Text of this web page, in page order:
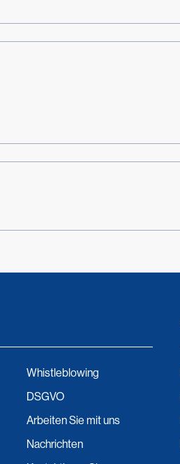
Whistleblowing
DSGVO
Arbeiten Sie mit uns
Nachrichten